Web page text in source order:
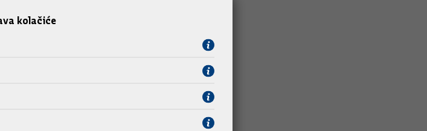
(Grad Đurđevac, 26. do 28. lipnja 2020.)
kolačiće